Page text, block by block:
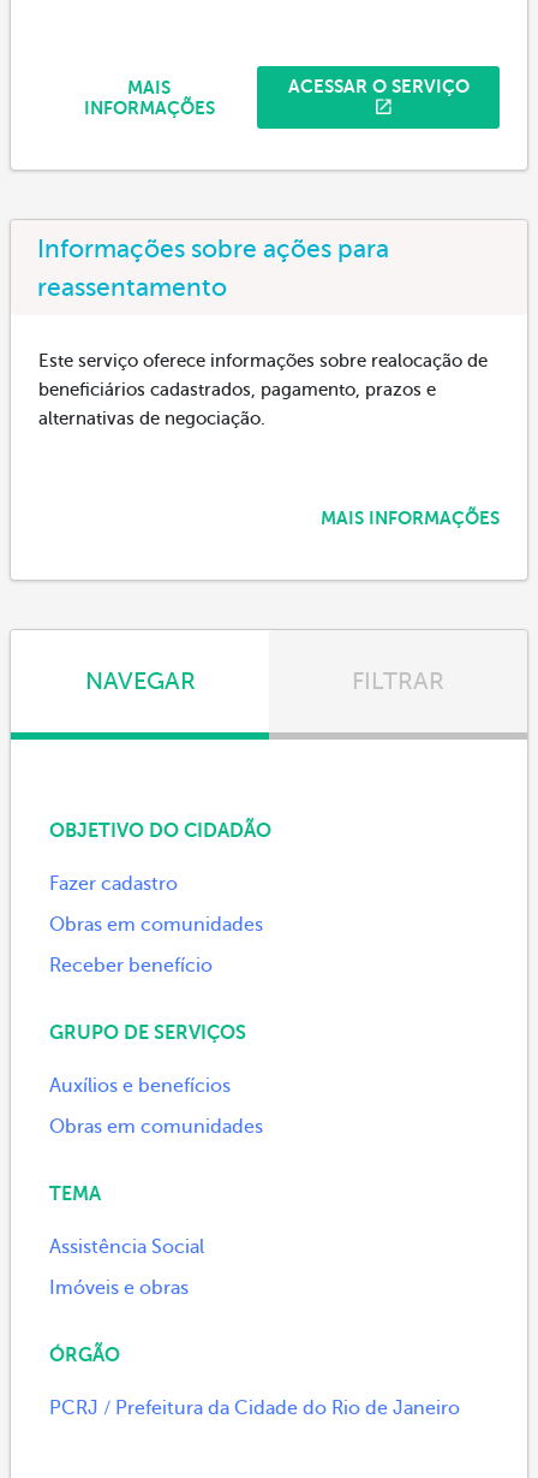
ACESSAR O SERVIÇO
MAIS
INFORMAÇÕES
Informações sobre ações para
reassentamento
Este serviço oferece informações sobre realocação de
beneficiários cadastrados, pagamento, prazos e
alternativas de negociação.
MAIS INFORMAÇÕES
NAVEGAR FILTRAR
OBJETIVO DO CIDADÃO
Fazer cadastro
Obras em comunidades
Receber benefício
GRUPO DE SERVIÇOS
Auxílios e benefícios
Obras em comunidades
TEMA
Assistência Social
Imóveis e obras
ÓRGÃO
PCRJ / Prefeitura da Cidade do Rio de Janeiro